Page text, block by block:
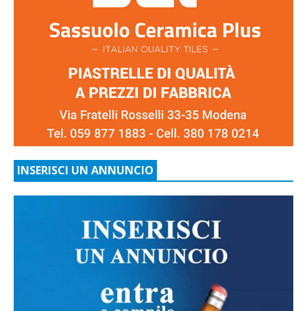
INSERISCI UN ANNUNCIO